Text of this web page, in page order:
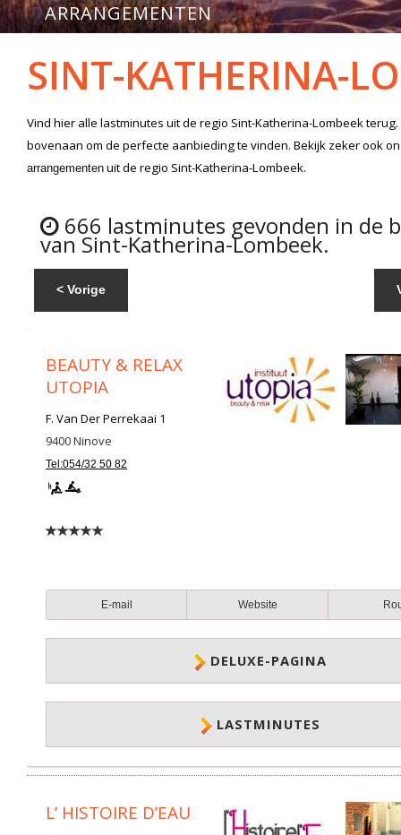
ARRANGEMENTEN
SINT-KATHERINA-
Vind hier alle lastminutes uit de regio Sint-Katherina-Lombeekterug.
bovenaan om de perfecte aanbieding te vinden. Bekijk zeker ook
arrangementen uit de regio Sint-Katherina-Lombeek.
666 lastminutes gevonden in de
van Sint-Katherina-Lombeek.
< Vorige
BEAUTY & RELAX
UTOPIA
F. Van Der Perrekaai 1
9400Ninove
Tel:054/32 50 82
E-mail Website
DELUXE-PAGINA
LASTMINUTES
L’ HISTOIRE D’EAU